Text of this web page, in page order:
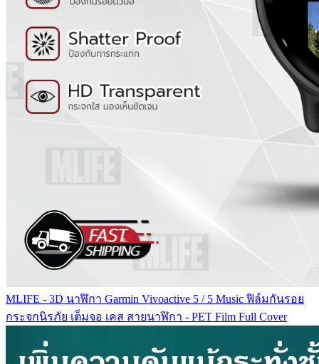
MLIFE - 3D นาฬิกา Garmin Vivoactive 5 / 5 Music ฟิล์มกันรอย
กระจกนิรภัย เต็มจอ เคส สายนาฬิกา - PET Film Full Cover